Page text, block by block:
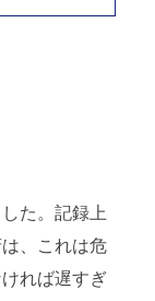
た。記録上
、これは危
れば遅すぎ